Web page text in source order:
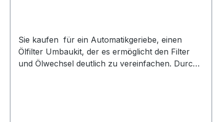
Sie kaufen für ein Automatikgeriebe, einen
Ölfilter Umbaukit, der es ermöglicht den Filter
und Ölwechsel deutlich zu vereinfachen. Durch